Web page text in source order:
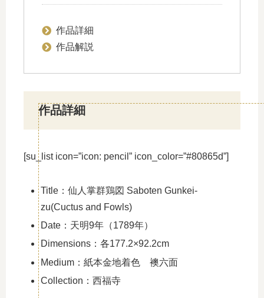
作品詳細
作品解説
作品詳細
[su_list icon=”icon: pencil” icon_color=”#80865d”]
Title：仙人掌群鶏図 Saboten Gunkei-
zu(Cuctus and Fowls)
Date：天明9年（1789年）
Dimensions：各177.2×92.2cm
Medium：紙本金地着色 襖六面
Collection：西福寺